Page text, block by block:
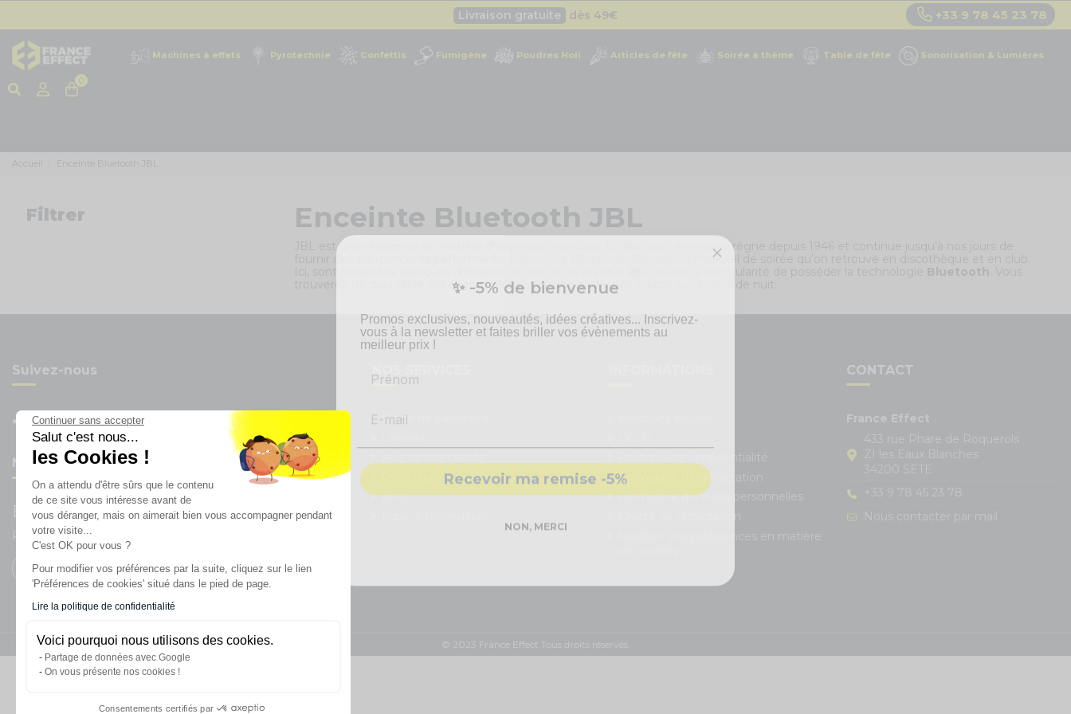
Continuer sans accepter
Salut c'est nous...
les Cookies !
On a attendu d'être sûrs que le contenu
de ce site vous intéresse avant de
vous déranger, mais on aimerait bien vous accompagner pendant
votre visite...
C'est OK pour vous ?
Pour modifier vos préférences par la suite, cliquez sur le lien
'Préférences de cookies' situé dans le pied de page.
Lire la politique de confidentialité
Voici pourquoi nous utilisons des cookies.
Partage de données avec Google
On vous présente nos cookies !
Consentements certifiés par
Livraison gratuite dès 49€
+33 9 78 45 23 78
Machines à effets Pyrotechnie Confettis Fumigène Poudres Holi Articles de fête Soirée à thème Table de fête Sonorisation & Lumières
Accueil Enceinte Bluetooth JBL
Filtrer Enceinte Bluetooth JBL
JBL est une référence en matière d’appareils musicaux. Le fabricant américain règne depuis 1946 et continue jusqu’à nos jours de
Bluetooth JBL est un matériel de soirée qu’on retrouve en discothèque et en club.
trouverez de quoi fêter vos événements avec une ambiance propre aux boîtes de nuit.
Suivez-nous
Newsletter
Enregistrez vous à la newsletter
Restez à l'actualité sur nos produits et les offres du moment
Mode de paiement
Blog
Politique de confidentialité
Formulaire de rétractation
Formulaire données personnelles
Modifier vos préférences en matière
CONTACT
France Effect
433 rue Phare de Roquerols
ZI les Eaux Blanches
34200 SETE
+33 9 78 45 23 78
Nous contacter par mail
© 2023 France Effect Tous droits réservés.
✨ -5% de bienvenue
Promos exclusives, nouveautés, idées créatives... Inscrivez-
vous à la newsletter et faites briller vos évènements au
meilleur prix !
Recevoir ma remise -5%
NON, MERCI